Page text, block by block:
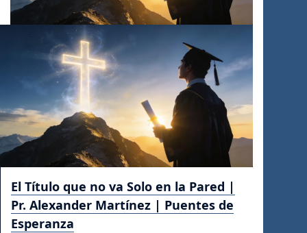
El Título que no va Solo en la Pared |
Pr. Alexander Martínez | Puentes de
Esperanza